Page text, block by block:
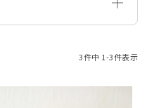
3件中 1-3件表示